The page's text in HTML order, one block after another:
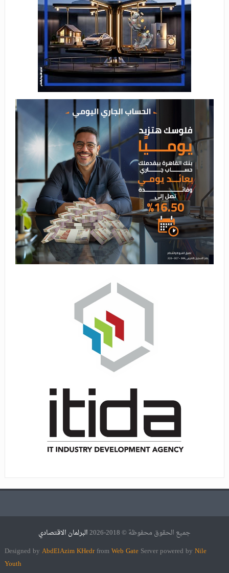
جميع الحقوق محفوظة © 2018-2026
البرلمان الاقتصادي
Designed by AbdElAzim KHedrfromWeb Gate Server powered by Nile
Youth